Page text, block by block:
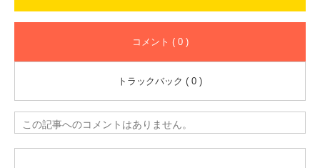
コメント ( 0 )
トラックバック ( 0 )
この記事へのコメントはありません。